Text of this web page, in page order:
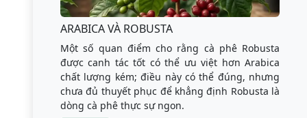
ARABICA VÀ ROBUSTA
Một số quan điểm cho rằng cà phê Robusta
được canh tác tốt có thể ưu việt hơn Arabica
chất lượng kém; điều này có thể đúng, nhưng
chưa đủ thuyết phục để khẳng định Robusta là
dòng cà phê thực sự ngon.